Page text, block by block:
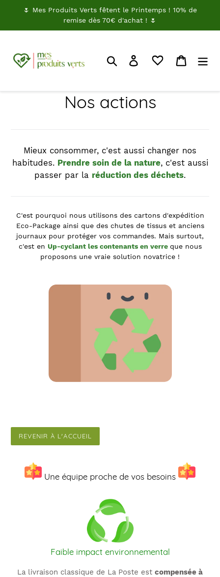
🌷 Mes Produits Verts fêtent le Printemps ! 10% de
remise dès 70€ d'achat ! 🌷
RechercherJe me connectePanier
Nos actions
Mieux consommer, c'est aussi changer nos
habitudes. Prendre soin de la nature, c'est aussi
passer par la réduction des déchets.
C'est pourquoi nous utilisons des cartons d'expédition
Eco-Package ainsi que des chutes de tissus et anciens
journaux pour protéger vos commandes. Mais surtout,
c'est en Up-cyclant les contenants en verre que nous
proposons une vraie solution novatrice !
REVENIR À L'ACCUEIL
Une équipe proche de vos besoins
Faible impact environnemental
La livraison classique de La Poste est compensée à